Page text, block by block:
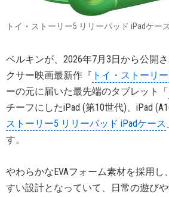
トイ・ストーリー5 リリーパッド iPadケース
ベルキンが、2026年7月3日から公開
クサー映画最新作『 トイ・ストーリ
ーの元に届いた最先端のタブレット「
チーフにしたiPad (第10世代)、iPad
ストーリー5 リリーパッド iPadケース
す。
やわらかなEVAフォーム素材を採用
すい設計となっていて、日常の遊び